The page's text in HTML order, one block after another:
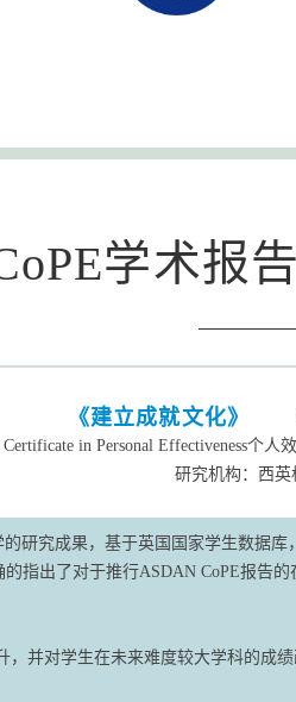
学术报
《建立成就文化》
in Personal Effectiveness个
研究机构：西英
研究成果，基于英国国家学生数据库
指出了对于推行ASDAN CoPE报告
并对学生在未来难度较大学科的成